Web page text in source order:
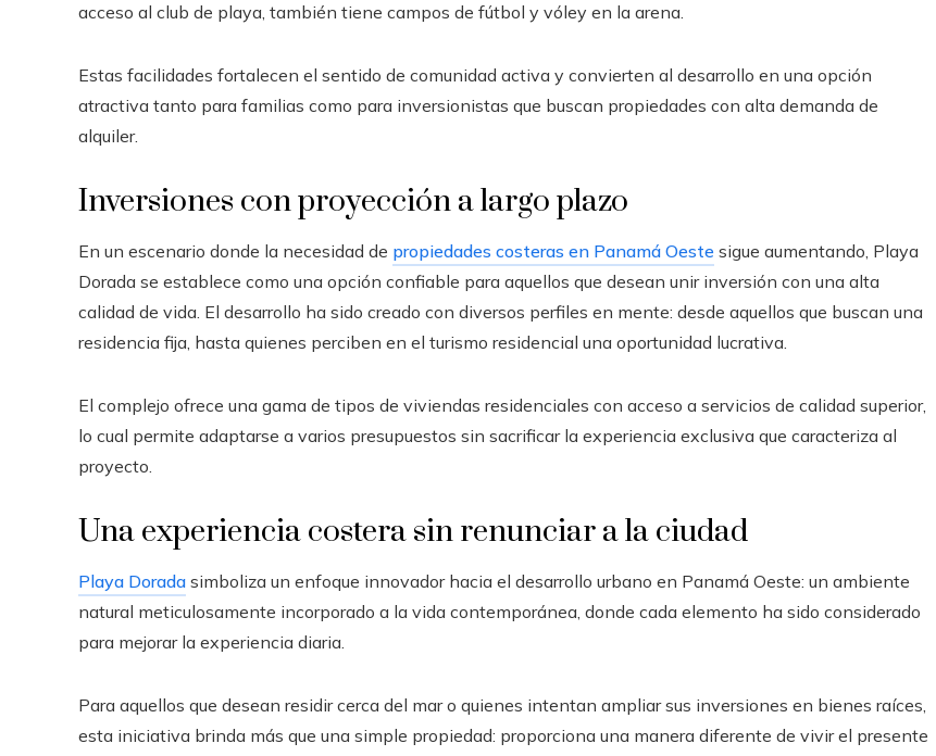
acceso al club de playa, también tiene campos de fútbol y vóley en la arena.
Estas facilidades fortalecen el sentido de comunidad activa y convierten al desarrollo en una opción
atractiva tanto para familias como para inversionistas que buscan propiedades con alta demanda de
alquiler.
Inversiones con proyección a largo plazo
En un escenario donde la necesidad de propiedades costeras en Panamá Oeste sigue aumentando, Playa
Dorada se establece como una opción confiable para aquellos que desean unir inversión con una alta
calidad de vida. El desarrollo ha sido creado con diversos perfiles en mente: desde aquellos que buscan una
residencia fija, hasta quienes perciben en el turismo residencial una oportunidad lucrativa.
El complejo ofrece una gama de tipos de viviendas residenciales con acceso a servicios de calidad superior,
lo cual permite adaptarse a varios presupuestos sin sacrificar la experiencia exclusiva que caracteriza al
proyecto.
Una experiencia costera sin renunciar a la ciudad
Playa Dorada simboliza un enfoque innovador hacia el desarrollo urbano en Panamá Oeste: un ambiente
natural meticulosamente incorporado a la vida contemporánea, donde cada elemento ha sido considerado
para mejorar la experiencia diaria.
Para aquellos que desean residir cerca del mar o quienes intentan ampliar sus inversiones en bienes raíces,
esta iniciativa brinda más que una simple propiedad: proporciona una manera diferente de vivir el presente